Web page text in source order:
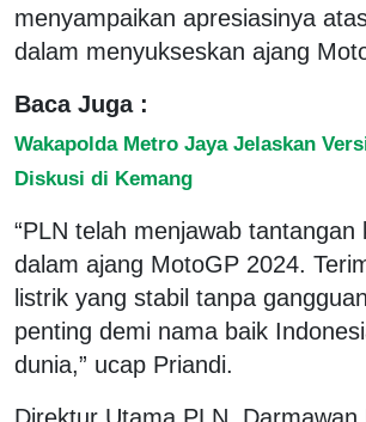
menyampaikan apresiasinya
dalam menyukseskan ajang
Baca Juga :
Wakapolda Metro Jaya Jelaskan
Diskusi di Kemang
“PLN telah menjawab tantangan
dalam ajang MotoGP 2024.
listrik yang stabil tanpa
penting demi nama baik
dunia,” ucap Priandi.